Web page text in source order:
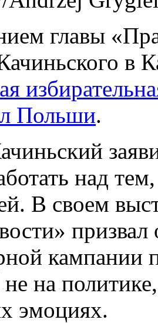
главы
в
Польши.
над
В своем
кампании
на
эмоциях.